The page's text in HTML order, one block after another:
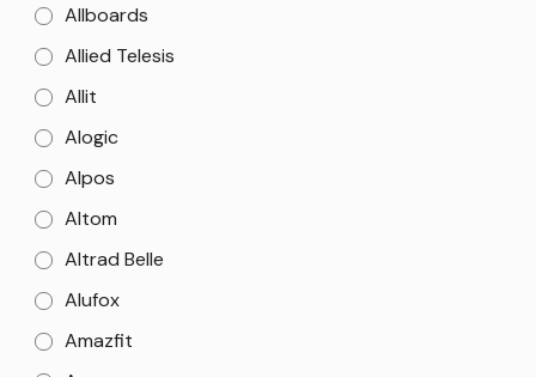
Allboards
Allied Telesis
Allit
Alogic
Alpos
Altom
Altrad Belle
Alufox
Amazfit